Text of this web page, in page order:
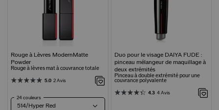
Rouge à Lèvres ModernMatte
Powder
Rouge à lèvres mat à couvrance totale
5.0 2 Avis
24 couleurs
514/Hyper Red
Duo pour le visage DAIYA FUDE :
pinceau mélangeur de maquillage à
deux extrémités
Pinceau à double extrémité pour une
couvrance polyvalente
4.3 4 Avis